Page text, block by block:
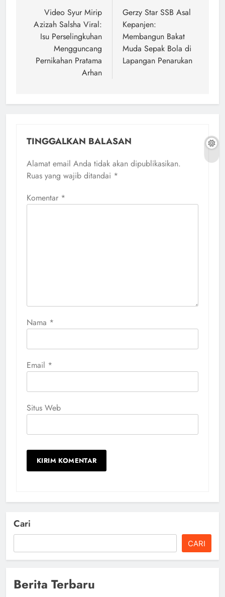
posVideo Syur Mirip
Azizah Salsha Viral:
Isu Perselingkuhan
Mengguncang
Pernikahan Pratama
Arhan
Gerzy Star SSB Asal
Kepanjen:
Membangun Bakat
Muda Sepak Bola di
Lapangan Penarukan
TINGGALKAN BALASAN
Alamat email Anda tidak akan dipublikasikan.
Ruas yang wajib ditandai *
Komentar *
Nama *
Email *
Situs Web
Cari
CARI
Berita Terbaru